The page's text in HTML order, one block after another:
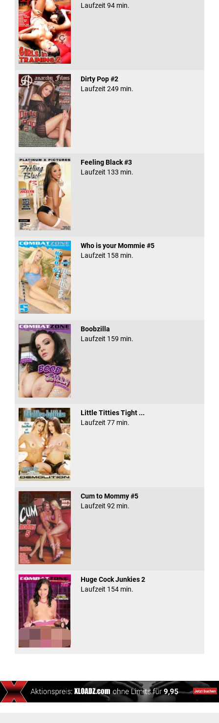
Laufzeit 94 min.
Dirty Pop #2
Laufzeit 249 min.
Feeling Black #3
Laufzeit 133 min.
Who is your Mommie #5
Laufzeit 158 min.
Boobzilla
Laufzeit 159 min.
Little Titties Tight ...
Laufzeit 77 min.
Cum to Mommy #5
Laufzeit 92 min.
Huge Cock Junkies 2
Laufzeit 154 min.